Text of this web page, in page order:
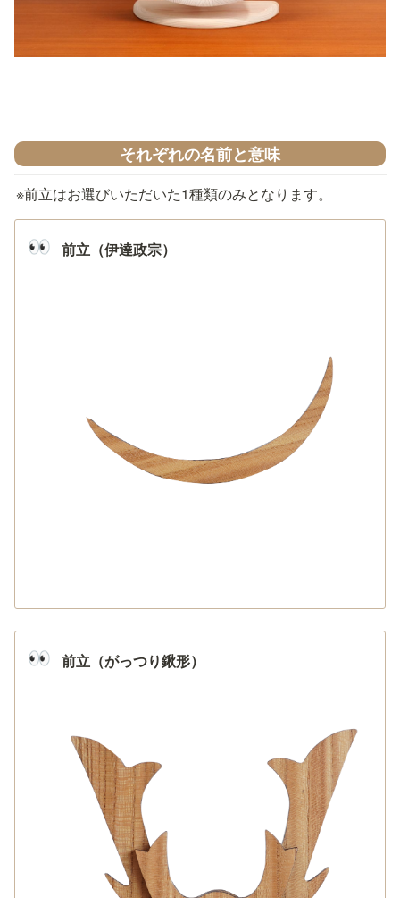
それぞれの名前と意味
※前立はお選びいただいた1種類のみとなります。
👀 前立（伊達政宗）
👀 前立（がっつり鍬形）